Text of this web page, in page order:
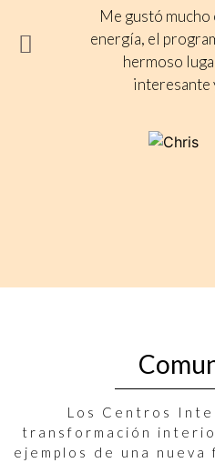
Me gustó
energía, el
hermoso
interesante
Los Centros
transformación
ejemplos de una